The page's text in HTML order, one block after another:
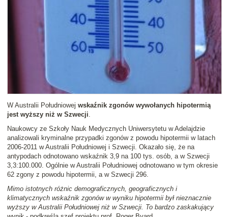
W Australii Południowej wskaźnik zgonów wywołanych hipotermią
jest wyższy niż w Szwecji.
Naukowcy ze Szkoły Nauk Medycznych Uniwersytetu w Adelajdzie
analizowali kryminalne przypadki zgonów z powodu hipotermii w latach
2006-2011 w Australii Południowej i Szwecji. Okazało się, że na
antypodach odnotowano wskaźnik 3,9 na 100 tys. osób, a w Szwecji
3,3:100.000. Ogólnie w Australii Południowej odnotowano w tym okresie
62 zgony z powodu hipotermii, a w Szwecji 296.
Mimo istotnych różnic demograficznych, geograficznych i
klimatycznych wskaźnik zgonów w wyniku hipotermii był nieznacznie
wyższy w Australii Południowej niż w Szwecji. To bardzo zaskakujący